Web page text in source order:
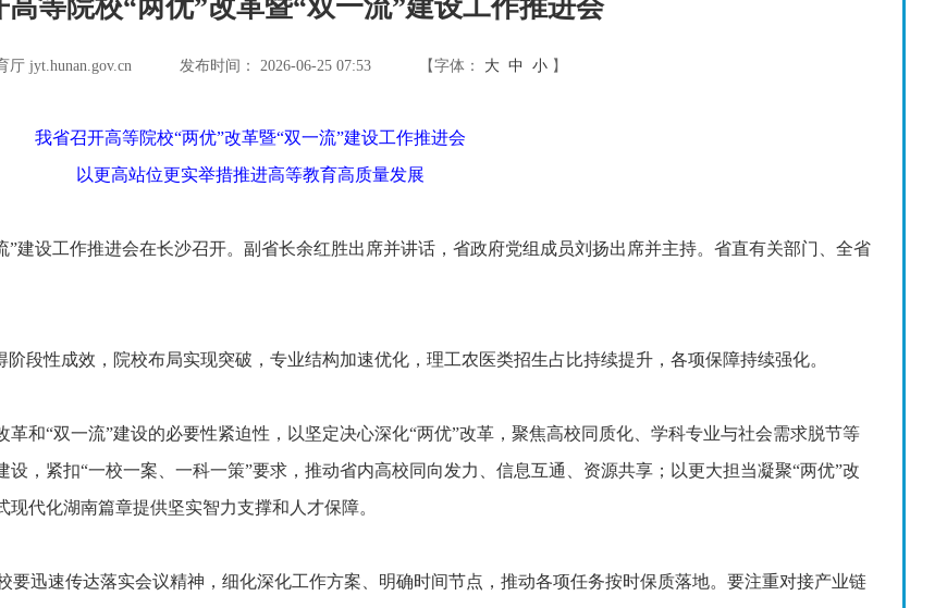
高等院校“两优”改革暨“双一流”建设工作推进会
厅 jyt.hunan.gov.cn 发布时间： 2026-06-25 07:53 【字体： 大 中 小 】
我省召开高等院校“两优”改革暨“双一流”建设工作推进会
以更高站位更实举措推进高等教育高质量发展
设工作推进会在长沙召开。副省长余红胜出席并讲话，省政府党组成员刘扬出席并主持。省直有关部门、全省
性成效，院校布局实现突破，专业结构加速优化，理工农医类招生占比持续提升，各项保障持续强化。
“双一流”建设的必要性紧迫性，以坚定决心深化“两优”改革，聚焦高校同质化、学科专业与社会需求脱节等
，紧扣“一校一案、一科一策”要求，推动省内高校同向发力、信息互通、资源共享；以更大担当凝聚“两优”改
代化湖南篇章提供坚实智力支撑和人才保障。
迅速传达落实会议精神，细化深化工作方案、明确时间节点，推动各项任务按时保质落地。要注重对接产业链